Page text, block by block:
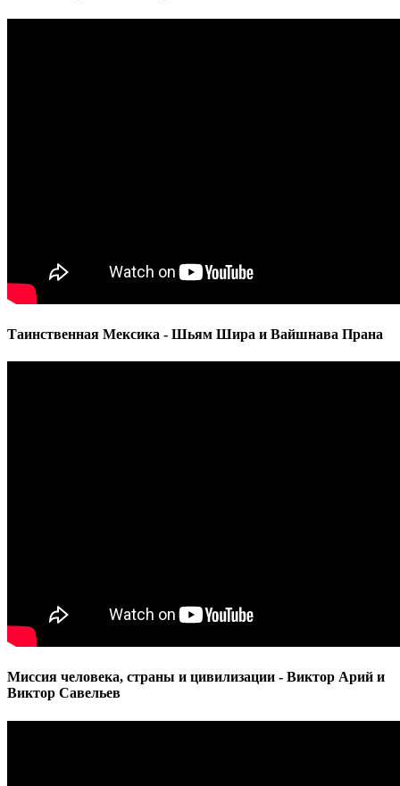
Таинственная Мексика - Шьям Шира и Вайшнава Прана
Миссия человека, страны и цивилизации - Виктор Арий и
Виктор Савельев